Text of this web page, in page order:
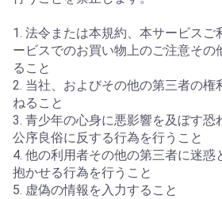
1. 法令または本規約、本サービスご
ービスでのお買い物上のご注意その
ること
2. 当社、およびその他の第三者の権
ねること
3. 青少年の心身に悪影響を及ぼす恐
公序良俗に反する行為を行うこと
4. 他の利用者その他の第三者に迷惑
抱かせる行為を行うこと
5. 虚偽の情報を入力すること